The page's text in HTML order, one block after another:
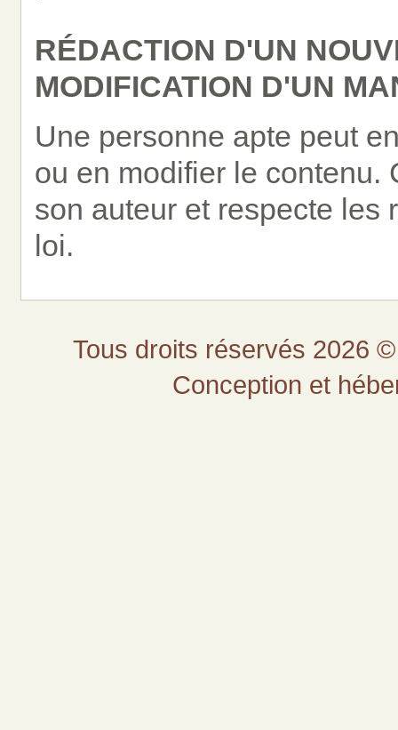
RÉDACTION D'UN
MODIFICATION D'UN
Une personne apte peut
ou en modifier le contenu.
son auteur et respecte les
loi.
Tous droits réservés 2026
Conception et